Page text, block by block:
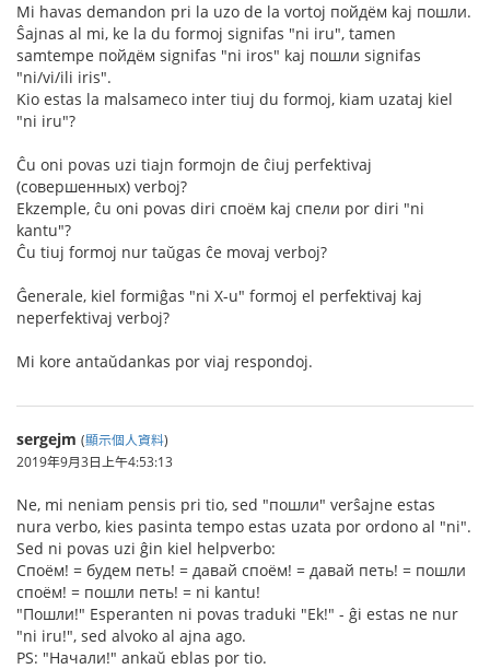
Mi havas demandon pri la uzo de la vortoj пойдём kaj пошли.
Ŝajnas al mi, ke la du formoj signifas "ni iru", tamen
samtempe пойдём signifas "ni iros" kaj пошли signifas
"ni/vi/ili iris".
Kio estas la malsameco inter tiuj du formoj, kiam uzataj kiel
"ni iru"?
Ĉu oni povas uzi tiajn formojn de ĉiuj perfektivaj
(совершенных) verboj?
Ekzemple, ĉu oni povas diri споём kaj спели por diri "ni
kantu"?
Ĉu tiuj formoj nur taŭgas ĉe movaj verboj?
Ĝenerale, kiel formiĝas "ni X-u" formoj el perfektivaj kaj
neperfektivaj verboj?
Mi kore antaŭdankas por viaj respondoj.
sergejm (顯示個人資料)
2019年9月3日上午4:53:13
Ne, mi neniam pensis pri tio, sed "пошли" verŝajne estas
nura verbo, kies pasinta tempo estas uzata por ordono al "ni".
Sed ni povas uzi ĝin kiel helpverbo:
Споём! = будем петь! = давай споём! = давай петь! = пошли
споём! = пошли петь! = ni kantu!
"Пошли!" Esperanten ni povas traduki "Ek!" - ĝi estas ne nur
"ni iru!", sed alvoko al ajna ago.
PS: "Начали!" ankaŭ eblas por tio.